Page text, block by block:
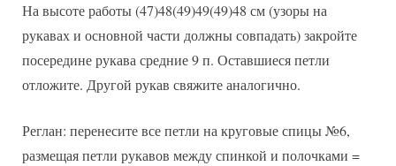
На высоте работы (47)48(49)49(49)48 см (узоры на
рукавах и основной части должны совпадать) закройте
посередине рукава средние 9 п. Оставшиеся петли
отложите. Другой рукав свяжите аналогично.
Реглан: перенесите все петли на круговые спицы №6,
размещая петли рукавов между спинкой и полочками =